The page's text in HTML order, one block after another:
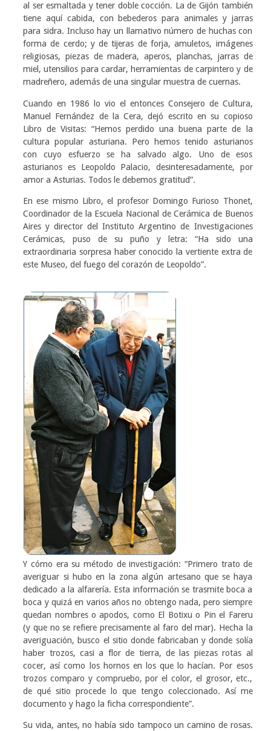
al ser esmaltada y tener doble cocción. La de Gijón también
tiene aquí cabida, con bebederos para animales y jarras
para sidra. Incluso hay un llamativo número de huchas con
forma de cerdo; y de tijeras de forja, amuletos, imágenes
religiosas, piezas de madera, aperos, planchas, jarras de
miel, utensilios para cardar, herramientas de carpintero y de
madreñero, además de una singular muestra de cuernas.
Cuando en 1986 lo vio el entonces Consejero de Cultura,
Manuel Fernández de la Cera, dejó escrito en su copioso
Libro de Visitas: “Hemos perdido una buena parte de la
cultura popular asturiana. Pero hemos tenido asturianos
con cuyo esfuerzo se ha salvado algo. Uno de esos
asturianos es Leopoldo Palacio, desinteresadamente, por
amor a Asturias. Todos le debemos gratitud”.
En ese mismo Libro, el profesor Domingo Furioso Thonet,
Coordinador de la Escuela Nacional de Cerámica de Buenos
Aires y director del Instituto Argentino de Investigaciones
Cerámicas, puso de su puño y letra: “Ha sido una
extraordinaria sorpresa haber conocido la vertiente extra de
este Museo, del fuego del corazón de Leopoldo”.
Y cómo era su método de investigación: “Primero trato de
averiguar si hubo en la zona algún artesano que se haya
dedicado a la alfarería. Esta información se trasmite boca a
boca y quizá en varios años no obtengo nada, pero siempre
quedan nombres o apodos, como El Botixu o Pin el Fareru
(y que no se refiere precisamente al faro del mar). Hecha la
averiguación, busco el sitio donde fabricaban y donde solía
haber trozos, casi a flor de tierra, de las piezas rotas al
cocer, así como los hornos en los que lo hacían. Por esos
trozos comparo y compruebo, por el color, el grosor, etc.,
de qué sitio procede lo que tengo coleccionado. Así me
documento y hago la ficha correspondiente”.
Su vida, antes, no había sido tampoco un camino de rosas.